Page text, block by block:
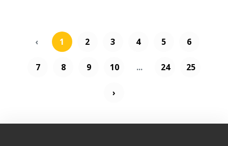
‹ 1 2 3 4 5 6
7 8 9 10 ... 24 25
›